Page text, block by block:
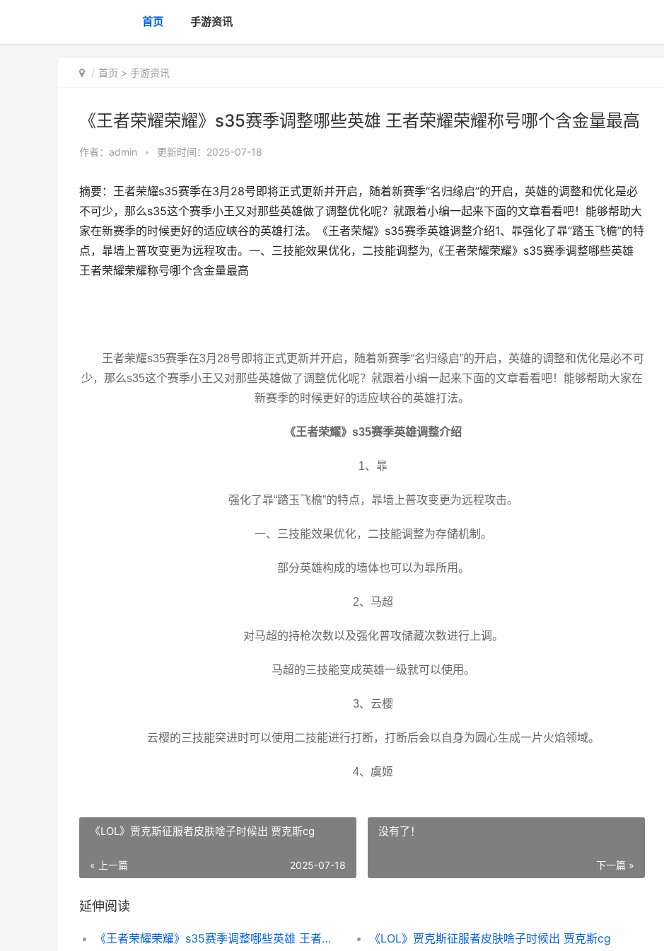
首页 手游资讯
首页 > 手游资讯
《王者荣耀荣耀》s35赛季调整哪些英雄 王者荣耀荣耀称号哪个含金量最高
作者： admin • 更新时间：2025-07-18
摘要：王者荣耀s35赛季在3月28号即将正式更新并开启，随着新赛季“名归缘启”的开启，英雄的调整和优化是必
不可少，那么s35这个赛季小王又对那些英雄做了调整优化呢？就跟着小编一起来下面的文章看看吧！能够帮助大
家在新赛季的时候更好的适应峡谷的英雄打法。《王者荣耀》s35赛季英雄调整介绍1、暃强化了暃“踏玉飞檐”的特
点，暃墙上普攻变更为远程攻击。一、三技能效果优化，二技能调整为,《王者荣耀荣耀》s35赛季调整哪些英雄
王者荣耀荣耀称号哪个含金量最高
王者荣耀s35赛季在3月28号即将正式更新并开启，随着新赛季“名归缘启”的开启，英雄的调整和优化是必不可
少，那么s35这个赛季小王又对那些英雄做了调整优化呢？就跟着小编一起来下面的文章看看吧！能够帮助大家在
新赛季的时候更好的适应峡谷的英雄打法。
《王者荣耀》s35赛季英雄调整介绍
1、暃
强化了暃“踏玉飞檐”的特点，暃墙上普攻变更为远程攻击。
一、三技能效果优化，二技能调整为存储机制。
部分英雄构成的墙体也可以为暃所用。
2、马超
对马超的持枪次数以及强化普攻储藏次数进行上调。
马超的三技能变成英雄一级就可以使用。
3、云樱
云樱的三技能突进时可以使用二技能进行打断，打断后会以自身为圆心生成一片火焰领域。
4、虞姬
《LOL》贾克斯征服者皮肤啥子时候出 贾克斯cg
« 上一篇 2025-07-18
没有了！
下一篇 »
延伸阅读
《王者荣耀荣耀》s35赛季调整哪些英雄 王者荣耀荣耀称号哪个含金量最高 《LOL》贾克斯征服者皮肤啥子时候出 贾克斯cg